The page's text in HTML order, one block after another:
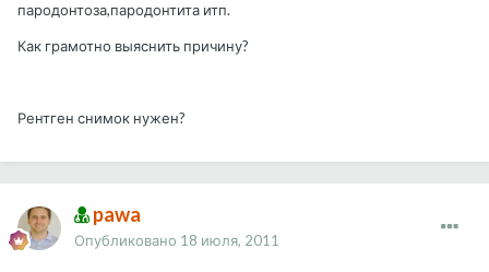
пародонтоза,пародонтита итп.
Как грамотно выяснить причину?
Рентген снимок нужен?
pawa
Опубликовано 18 июля, 2011